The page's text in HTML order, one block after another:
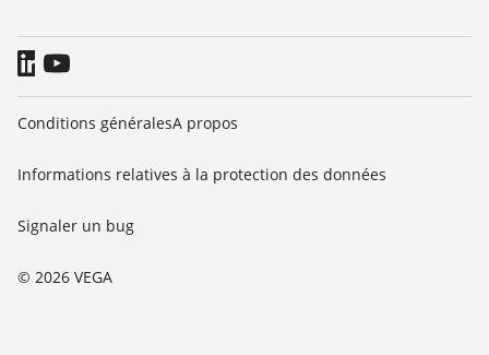
© 2026 VEGA
Conditions généralesA propos
Informations relatives à la protection des données
Signaler un bug